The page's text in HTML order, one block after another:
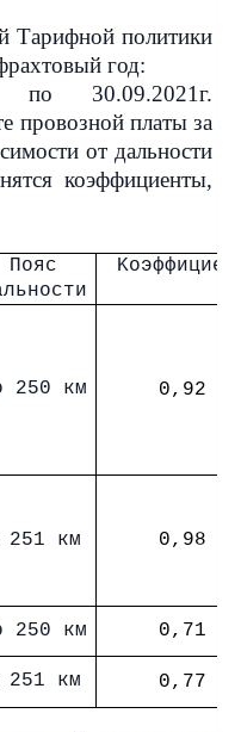
Тарифной политики
год:
30.09.2021г.
провозной платы за
от дальности
коэффициенты,
Пояс
250 км 0, 92
251 км 0,98
250 км 0, 71
251 км 0,77